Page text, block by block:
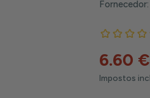
Fornecedor:
Preço
de
6.60 €
Preço
Impostos